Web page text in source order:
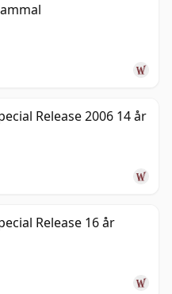
Release 2006 14 år
Release 16 år